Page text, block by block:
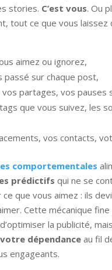
stories. C’est vous. Ou
tout ce que vous laissez
aimez ou ignorez,
passé sur chaque post,
vos partages, vos pauses
que vous suivez, les
vos contacts,
comportementales
prédictifs qui ne se
que vous aimez : ils
Cette mécanique
la publicité,
dépendanceau fil
engageants.